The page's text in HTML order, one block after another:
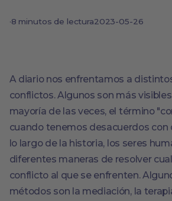
·8 minutos de lectura2023-05-26
A diario nos enfrentamos a
conflictos. Algunos son más
mayoría de las veces, el término
cuando tenemos desacuerdos con
lo largo de la historia, los seres
diferentes maneras de resolver
conflicto al que se enfrenten.
métodos son la mediación, la